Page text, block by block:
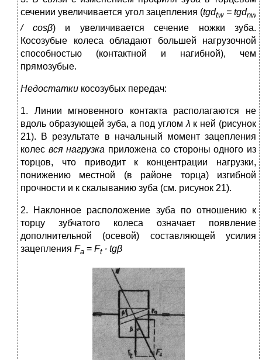
сечении увеличивается угол зацепления (tgdtw =tgdnw
/ cosβ) и увеличивается сечение ножки зуба.
Косозубые колеса обладают большей нагрузочной
способностью (контактной и нагибной), чем
прямозубые.
Недостатки косозубых передач:
1. Линии мгновенного контакта располагаются не
вдоль образующей зуба, а под углом λ к ней (рисунок
21). В результате в начальный момент зацепления
колес вся нагрузка приложена со стороны одного из
торцов, что приводит к концентрации нагрузки,
понижению местной (в районе торца) изгибной
прочности и к скалыванию зуба (см. рисунок 21).
2. Наклонное расположение зуба по отношению к
торцу зубчатого колеса означает появление
дополнительной (осевой) составляющей усилия
зацепления Fa = Ft ∙ tgβ